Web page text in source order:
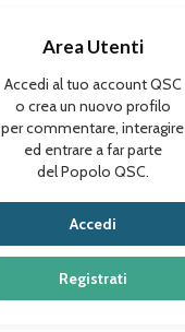
Area Utenti
Accedi al tuo account QSC
o crea un nuovo profilo
per commentare, interagire
ed entrare a far parte
del Popolo QSC.
Accedi
Registrati